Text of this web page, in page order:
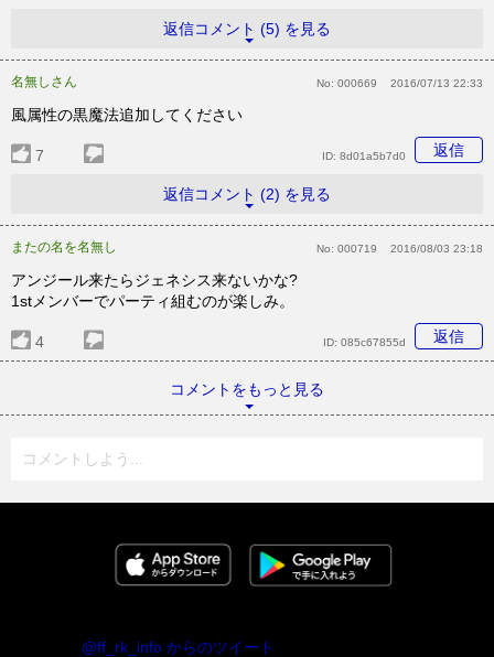
返信コメント (5) を見る
名無しさん No: 000669 2016/07/13 22:33
風属性の黒魔法追加してください
7 返信
ID: 8d01a5b7d0
返信コメント (2) を見る
またの名を名無し No: 000719 2016/08/03 23:18
アンジール来たらジェネシス来ないかな?
1stメンバーでパーティ組むのが楽しみ。
4 返信
ID: 085c67855d
コメントをもっと見る
コメントしよう...
@ff_rk_info からのツイート